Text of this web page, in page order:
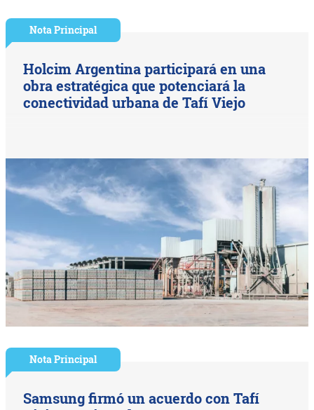
Nota Principal
Holcim Argentina participará en una
obra estratégica que potenciará la
conectividad urbana de Tafí Viejo
Nota Principal
Samsung firmó un acuerdo con Tafí